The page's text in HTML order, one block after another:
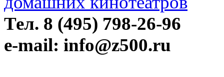
Тел. 8 (495) 798-26-96
e-mail: info@z500.ru